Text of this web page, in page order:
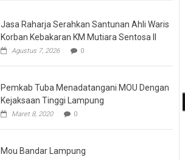
Jasa Raharja Serahkan Santunan Ahli Waris
Korban Kebakaran KM Mutiara Sentosa II
Agustus 7, 2026 0
Pemkab Tuba Menadatangani MOU Dengan
Kejaksaan Tinggi Lampung
Maret 8, 2020 0
Mou Bandar Lampung